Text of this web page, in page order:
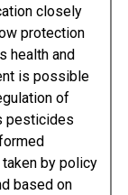
closely
protection
health and
is possible
of
pesticides
by policy
based on